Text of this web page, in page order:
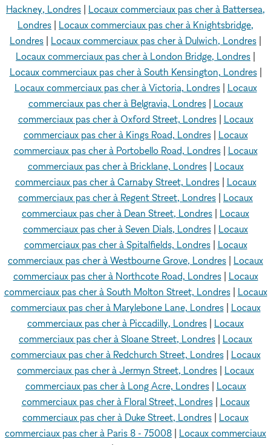
Hackney, Londres
Locaux commerciaux pas cher à Battersea,
Londres
Locaux commerciaux pas cher à Knightsbridge,
Londres
Locaux commerciaux pas cher à Dulwich, Londres
Locaux commerciaux pas cher à London Bridge, Londres
Locaux commerciaux pas cher à South Kensington, Londres|
Locaux commerciaux pas cher à Victoria, Londres| Locaux
commerciaux pas cher à Belgravia, Londres| Locaux
commerciaux pas cher à Oxford Street, Londres| Locaux
commerciaux pas cher à Kings Road, Londres| Locaux
commerciaux pas cher à Portobello Road, Londres| Locaux
commerciaux pas cher à Bricklane, Londres| Locaux
commerciaux pas cher à Carnaby Street, Londres| Locaux
commerciaux pas cher à Regent Street, Londres
Locaux
commerciaux pas cher à Dean Street, Londres
Locaux
commerciaux pas cher à Seven Dials, Londres
Locaux
commerciaux pas cher à Spitalfields, Londres| Locaux
commerciaux pas cher à Westbourne Grove, Londres
Locaux
commerciaux pas cher à Northcote Road, Londres| Locaux
commerciaux pas cher à South Molton Street, Londres| Locaux
commerciaux pas cher à Marylebone Lane, Londres| Locaux
commerciaux pas cher à Piccadilly, Londres
Locaux
commerciaux pas cher à Sloane Street, Londres
Locaux
commerciaux pas cher à Redchurch Street, Londres| Locaux
commerciaux pas cher à Jermyn Street, Londres
Locaux
commerciaux pas cher à Long Acre, Londres| Locaux
commerciaux pas cher à Floral Street, Londres| Locaux
commerciaux pas cher à Duke Street, Londres
Locaux
commerciaux pas cher à Paris 8 - 75008
Locaux commerciaux